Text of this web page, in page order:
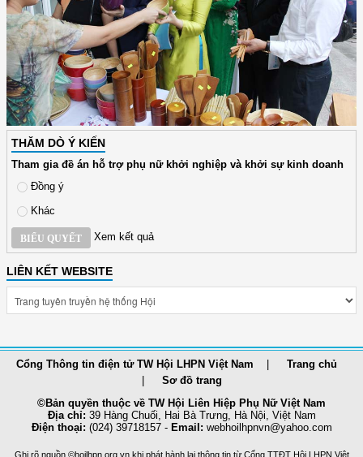
THĂM DÒ Ý KIẾN
Tham gia đề án hỗ trợ phụ nữ khởi nghiệp và khởi sự kinh doanh
Đồng ý
Khác
BIỂU QUYẾT Xem kết quả
LIÊN KẾT WEBSITE
Cổng Thông tin điện tử TW Hội LHPN Việt Nam
Trang chủ
Sơ đồ trang
©Bản quyền thuộc về TW Hội Liên Hiệp Phụ Nữ Việt Nam
Địa chỉ: 39 Hàng Chuối, Hai Bà Trưng, Hà Nội, Việt Nam
Điện thoại: (024) 39718157 - Email: webhoilhpnvn@yahoo.com
Ghi rõ nguồn ©hoilhpn.org.vn khi phát hành lại thông tin từ Cổng TTÐT Hội LHPN Việt